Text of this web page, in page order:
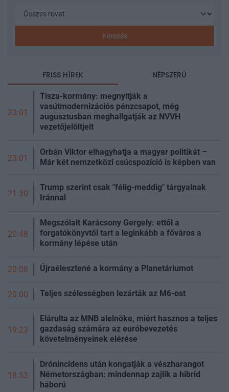
Keresés
FRISS HÍREK NÉPSZERŰ
23:01
Tisza-kormány: megnyitják a
vasútmodernizációs pénzcsapot, még
augusztusban meghallgatják az NVVH
vezetőjelöltjeit
23:01
Orbán Viktor elhagyhatja a magyar politikát –
Már két nemzetközi csúcspozíció is képben van
21:30
Trump szerint csak "félig-meddig" tárgyalnak
Iránnal
20:48
Megszólalt Karácsony Gergely: ettől a
forgatókönyvtől tart a leginkább a főváros a
kormány lépése után
20:08 Újraélesztené a kormány a Planetáriumot
20:00 Teljes szélességben lezárták az M6-ost
19:23
Elárulta az MNB alelnöke, miért hasznos a teljes
gazdaság számára az euróbevezetés
követelményeinek elérése
18:53
Drónincidens után kongatják a vészharangot
Németországban: mindennap zajlik a hibrid
háború